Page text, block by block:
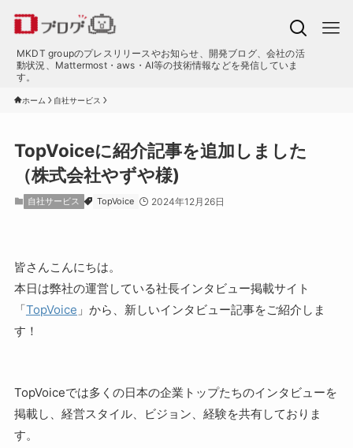
MKDT groupのプレスリリースやお知らせ、開発ブログ、会社の活
動状況、Mattermost・aws・AI等の技術情報などを発信していま
す。
ホーム 自社サービス
TopVoiceに紹介記事を追加しました
（株式会社やずや様)
自社サービス TopVoice 2024年12月26日
皆さんこんにちは。
本日は弊社の運営している社長インタビュー掲載サイト
「TopVoice 」から、新しいインタビュー記事をご紹介しま
す！
TopVoiceでは多くの日本の企業トップたちのインタビューを
掲載し、経営スタイル、ビジョン、経験を共有しておりま
す。